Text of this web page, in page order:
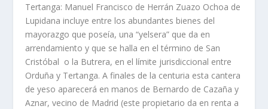
Tertanga: Manuel Francisco de Herrán Zuazo Ochoa de
Lupidana incluye entre los abundantes bienes del
mayorazgo que poseía, una “yelsera” que da en
arrendamiento y que se halla en el término de San
Cristóbal o la Butrera, en el límite jurisdiccional entre
Orduña y Tertanga. A finales de la centuria esta cantera
de yeso aparecerá en manos de Bernardo de Cazaña y
Aznar, vecino de Madrid (este propietario da en renta a